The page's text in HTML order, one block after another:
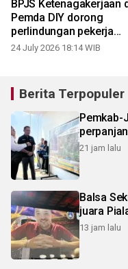
BPJS Ketenagakerjaan
Pemda DIY dorong
perlindungan pekerja
konstruksi
24 July 2026 18:14 WIB
Berita Terpopuler
Pemkab-
21 jam lalu
Balsa
juara
13 jam lalu